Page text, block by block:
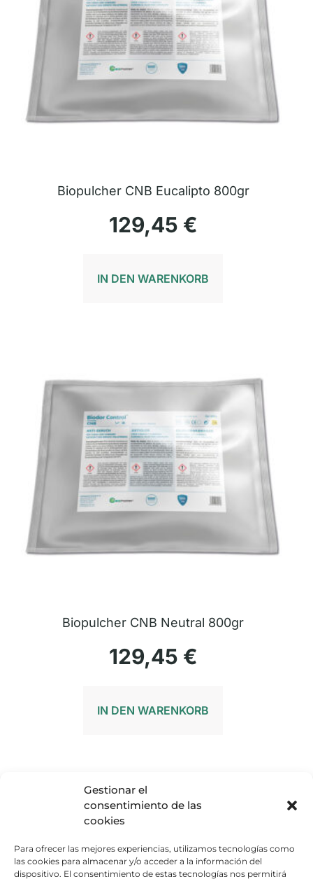
Gestionar el
consentimiento de las
cookies
Para ofrecer las mejores experiencias, utilizamos tecnologías como
las cookies para almacenar y/o acceder a la información del
dispositivo. El consentimiento de estas tecnologías nos permitirá
Biopulcher CNB Eucalipto 800gr
129,45 €
IN DEN WARENKORB
Biopulcher CNB Neutral 800gr
129,45 €
IN DEN WARENKORB